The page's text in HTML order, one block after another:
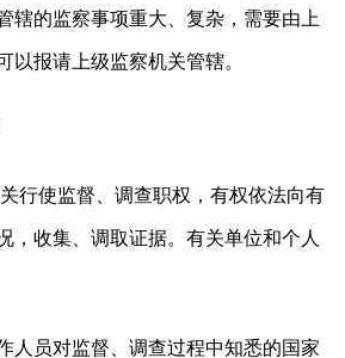
辖的监察事项重大、复杂，需要由上
以报请上级监察机关管辖。
行使监督、调查职权，有权依法向有
，收集、调取证据。有关单位和个人
人员对监督、调查过程中知悉的国家